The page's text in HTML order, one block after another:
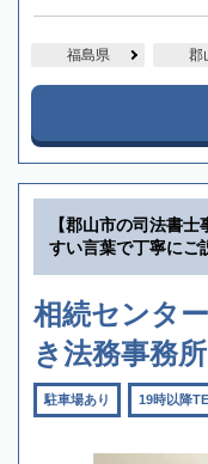
福島県 郡
【郡山市の司法書
すい言葉で丁寧にご
相続センタ
き法務事務所
駐車場あり 19時以降